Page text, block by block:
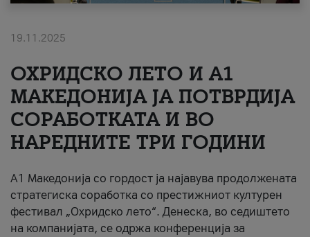
#ПодобарОнлајн
19.11.2025
ОХРИДСКО ЛЕТО И A1
МАКЕДОНИЈА ЈА ПОТВРДИЈА
СОРАБОТКАТА И ВО
НАРЕДНИТЕ ТРИ ГОДИНИ
A1 Македонија со гордост ја најавува продолжената
стратегиска соработка со престижниот културен
фестивал „Охридско лето“. Денеска, во седиштето
на компанијата, се одржа конференција за